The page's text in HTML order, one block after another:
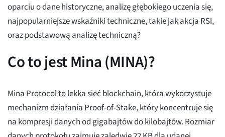
oparciu o dane historyczne, analizę głębokiego uczenia się,
najpopularniejsze wskaźniki techniczne, takie jak akcja RSI,
oraz podstawową analizę techniczną?
Co to jest Mina (MINA)?
Mina Protocol to lekka sieć blockchain, która wykorzystuje
mechanizm działania Proof-of-Stake, który koncentruje się
na kompresji danych od gigabajtów do kilobajtów. Rozmiar